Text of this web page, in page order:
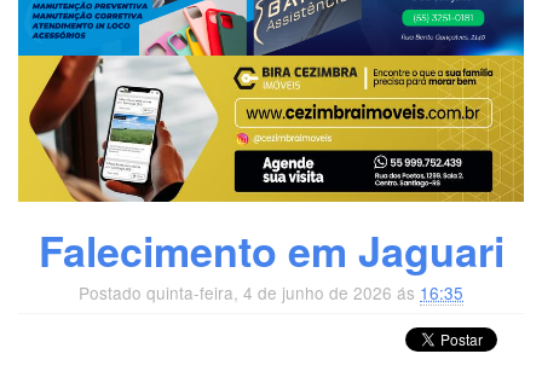
Falecimento em Jaguari
Postado quinta-feira, 4 de junho de 2026 ás 16:35